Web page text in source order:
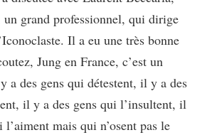
grand professionnel, qui dirige
Il a eu une très bonne
Jung en France, c’est un
a des gens qui détestent, il y a des
il y a des gens qui l’insultent, il
l’aiment mais qui n’osent pas le